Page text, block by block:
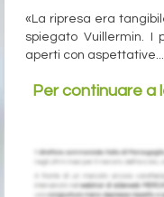
«La ripresa era
spiegato Vuillermin. I
aperti con aspettative...
Per continuare a